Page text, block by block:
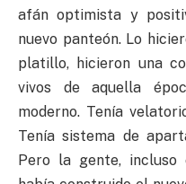
afán optimista y
nuevo panteón. Lo
platillo, hicieron una
vivos de aquella
moderno. Tenía
Tenía sistema de
Pero la gente, incluso